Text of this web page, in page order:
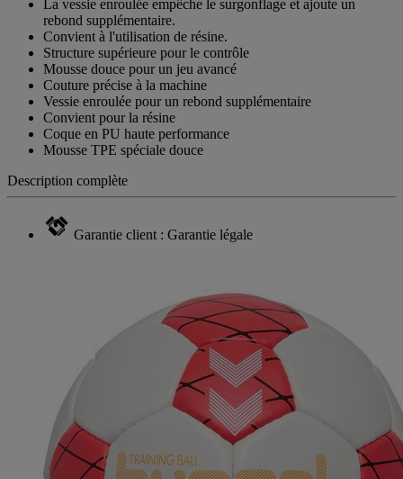
La vessie enroulée empêche le surgonflage et ajoute un
rebond supplémentaire.
Convient à l'utilisation de résine.
Structure supérieure pour le contrôle
Mousse douce pour un jeu avancé
Couture précise à la machine
Vessie enroulée pour un rebond supplémentaire
Convient pour la résine
Coque en PU haute performance
Mousse TPE spéciale douce
Description complète
Garantie client : Garantie légale